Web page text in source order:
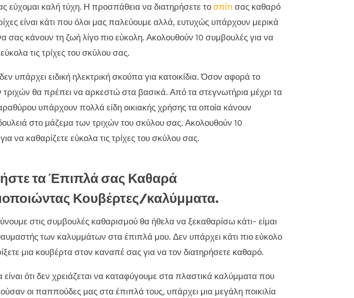
εύχομαι καλή τύχη. Η προσπάθεια να διατηρήσετε τοσπίτι σας καθαρό
είναι κάτι που όλοι μας παλεύουμε αλλά, ευτυχώς υπάρχουν μερικά
σας κάνουν τη ζωή λίγο πιο εύκολη. Ακολουθούν 10 συμβουλές για να
τις τρίχες του σκύλου σας.
υπάρχει ειδική ηλεκτρική σκούπα για κατοικίδια. Όσον αφορά το
θα πρέπει να αρκεστώ στα βασικά. Από τα στεγνωτήρια μέχρι τα
υπάρχουν πολλά είδη οικιακής χρήσης τα οποία κάνουν
στο μάζεμα των τριχών του σκύλου σας. Ακολουθούν 10
να καθαρίζετε εύκολα τις τρίχες του σκύλου σας.
τα Έπιπλά σας Καθαρά
Κουβέρτες/καλύμματα.
στις συμβουλές καθαρισμού θα ήθελα να ξεκαθαρίσω κάτι- είμαι
των καλυμμάτων στα έπιπλά μου. Δεν υπάρχει κάτι πιο εύκολο
μια κουβέρτα στον καναπέ σας για να τον διατηρήσετε καθαρό.
ότι δεν χρειάζεται να καταφύγουμε στα πλαστικά καλύμματα που
οι παππούδες μας στα έπιπλά τους, υπάρχει μια μεγάλη ποικιλία